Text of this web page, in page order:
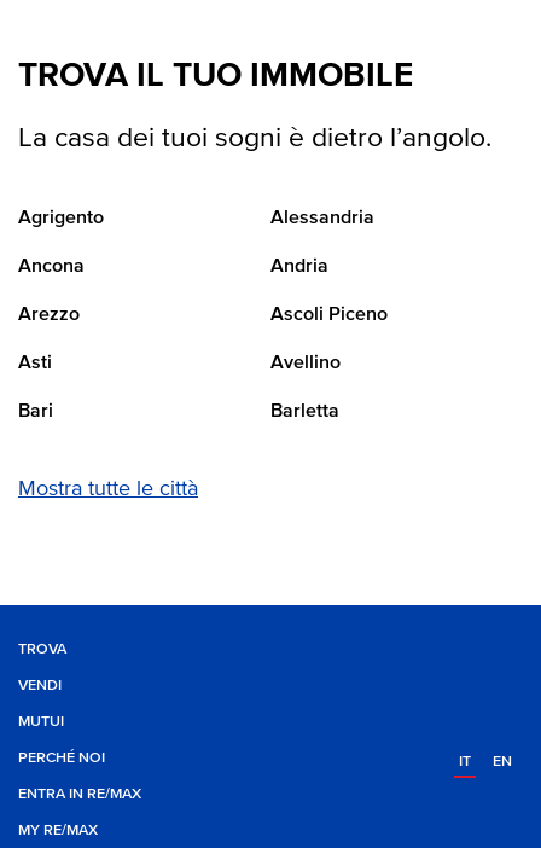
TROVA IL TUO IMMOBILE
La casa dei tuoi sogni è dietro l’angolo.
Agrigento Alessandria
Ancona Andria
Arezzo Ascoli Piceno
Asti Avellino
Bari Barletta
Mostra tutte le città
TROVA
VENDI
MUTUI
PERCHÉ NOI
ENTRA IN RE/MAX
MY RE/MAX
IT EN